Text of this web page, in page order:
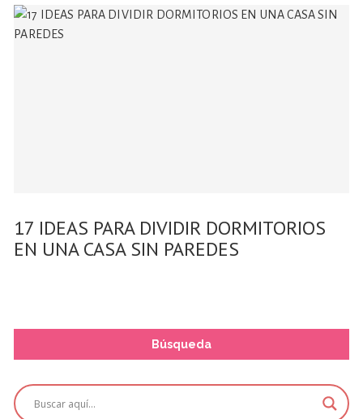
17 IDEAS PARA DIVIDIR DORMITORIOS
EN UNA CASA SIN PAREDES
Búsqueda